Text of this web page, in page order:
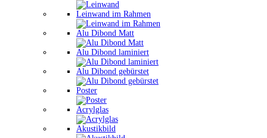
Leinwand im Rahmen
Alu Dibond Matt
Alu Dibond laminiert
Alu Dibond gebürstet
Poster
Acrylglas
Akustikbild